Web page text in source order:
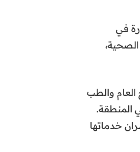
في
العام والطب
المنطقة.
خدماتها